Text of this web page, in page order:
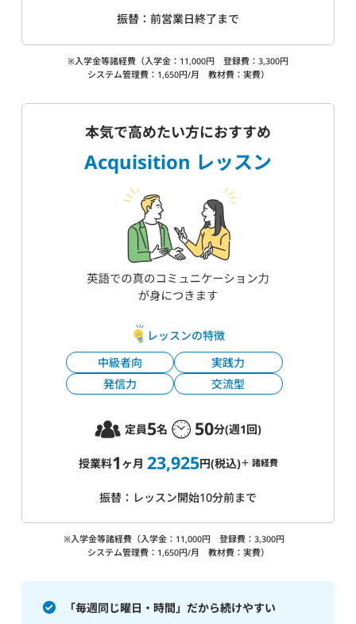
振替：前営業日終了まで
※入学金等諸経費（入学金：11,000円 登録費：3,300円
システム管理費：1,650円/月 教材費：実費）
本気で高めたい方におすすめ
Acquisition レッスン
レッスンの特徴
中級者向
実践力
発信力
交流型
定員5名 50分(週1回)
授業料1 ヶ月 23,925円(税込)＋ 諸経費
振替：レッスン開始10分前まで
※入学金等諸経費（入学金：11,000円 登録費：3,300円
システム管理費：1,650円/月 教材費：実費）
「毎週同じ曜日・時間」だから続けやすい